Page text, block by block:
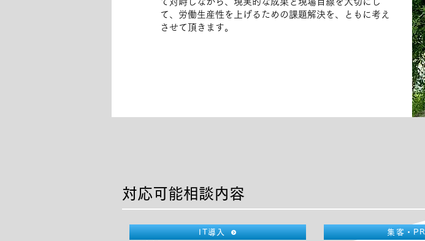
て、労働生産性を上げるための課題解決を、ともに考え
させて頂きます。
対応可能相談内容
IT導入 集客・PR